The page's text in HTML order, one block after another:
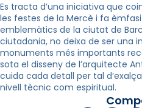
Es tracta d’una iniciativa que
les festes de la Mercè i fa
emblemàtics de la ciutat de
ciutadania, no deixa de ser una
monuments més importants
sota el disseny de l’arquitecte
cuida cada detall per tal
nivell tècnic com espiritual.